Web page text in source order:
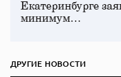
Екатеринбурге
минимум…
ДРУГИЕ НОВОСТИ